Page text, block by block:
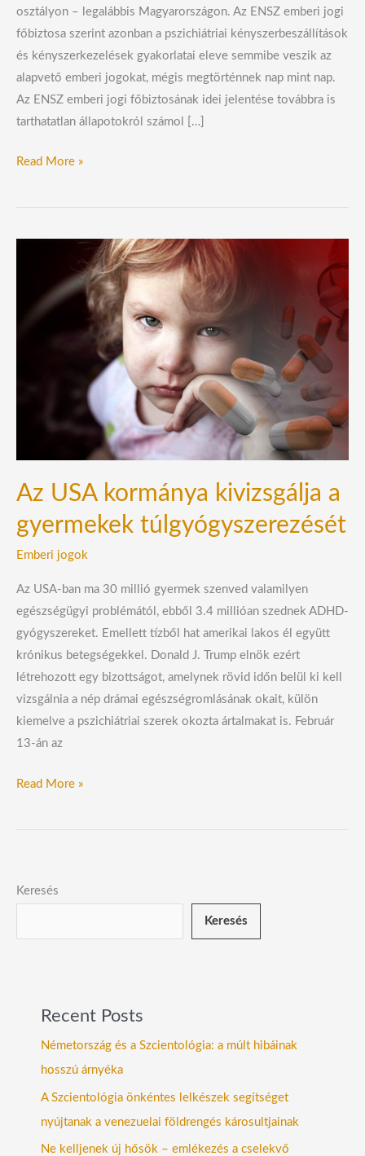
osztályon – legalábbis Magyarországon. Az ENSZ emberi jogi
főbiztosa szerint azonban a pszichiátriai kényszerbeszállítások
és kényszerkezelések gyakorlatai eleve semmibe veszik az
alapvető emberi jogokat, mégis megtörténnek nap mint nap.
Az ENSZ emberi jogi főbiztosának idei jelentése továbbra is
tarthatatlan állapotokról számol […]
Read More »
Az USA kormánya kivizsgálja a
gyermekek túlgyógyszerezését
Emberi jogok
Az USA-ban ma 30 millió gyermek szenved valamilyen
egészségügyi problémától, ebből 3.4 millióan szednek ADHD-
gyógyszereket. Emellett tízből hat amerikai lakos él együtt
krónikus betegségekkel. Donald J. Trump elnök ezért
létrehozott egy bizottságot, amelynek rövid időn belül ki kell
vizsgálnia a nép drámai egészségromlásának okait, külön
kiemelve a pszichiátriai szerek okozta ártalmakat is. Február
13-án az
kormánya
kivizsgálja
túlgyógyszerezését
Read More »
Keresés
Keresés
Recent Posts
Németország és a Szcientológia: a múlt hibáinak
hosszú árnyéka
A Szcientológia önkéntes lelkészek segítséget
nyújtanak a venezuelai földrengés károsultjainak
Ne kelljenek új hősök – emlékezés a cselekvő